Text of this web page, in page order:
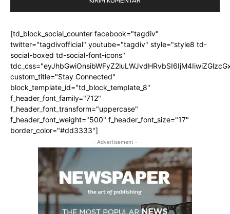
[td_block_social_counter facebook="tagdiv"
twitter="tagdivofficial" youtube="tagdiv" style="style8 td-
social-boxed td-social-font-icons"
custom_title="Stay Connected"
block_template_id="td_block_template_8"
f_header_font_family="712"
f_header_font_transform="uppercase"
f_header_font_weight="500" f_header_font_size="17"
border_color="#dd3333"]
- Advertisement -